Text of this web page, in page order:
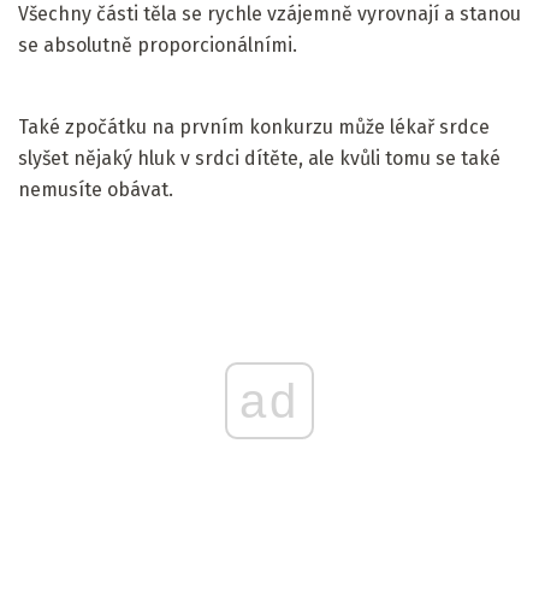
Všechny části těla se rychle vzájemně vyrovnají a stanou
se absolutně proporcionálními.
Také zpočátku na prvním konkurzu může lékař srdce
slyšet nějaký hluk v srdci dítěte, ale kvůli tomu se také
nemusíte obávat.
ad